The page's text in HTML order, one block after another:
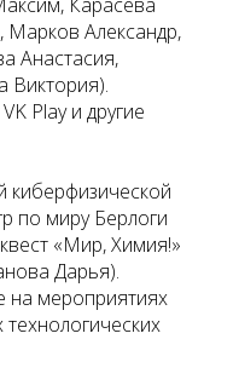
Марков Александр,
Анастасия,
Виктория).
Play и другие
по миру Берлоги
«Мир, Химия!»
Дарья).
на мероприятиях